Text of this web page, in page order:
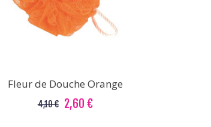
Fleur de Douche Orange
4,10 € 2,60 €